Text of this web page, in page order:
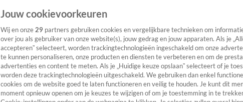
Jouw cookievoorkeuren
Wij en onze 29 partners gebruiken cookies en vergelijkbare technieken om
over jou als gebruiker van onze website(s), jouw gedrag en jouw apparaten. Als je
accepteren” selecteert, worden trackingtechnologieën ingeschakeld om onze
te kunnen personaliseren, onze producten en diensten te verbeteren en om de
advertenties en content te meten. Als je „Huidige keuze opslaan” selecteert of je
worden deze trackingtechnologieën uitgeschakeld. We gebruiken dan enkel
cookies om de website goed te laten functioneren en veilig te houden. Je kunt dit
moment opnieuw openen om je keuzes te wijzigen of om je toestemming in te